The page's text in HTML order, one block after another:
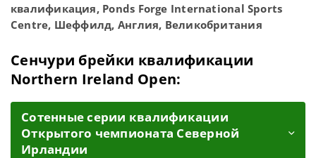
квалификация, Ponds Forge International Sports
Centre, Шеффилд, Англия, Великобритания
Сенчури брейки квалификации
Northern Ireland Open:
Cотенные серии квалификации
Открытого чемпионата Северной
Ирландии